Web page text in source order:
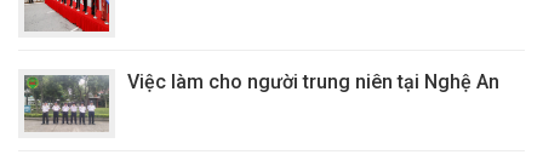
Việc làm cho người trung niên tại Nghệ An